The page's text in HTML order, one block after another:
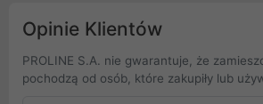
Opinie Klientów
PROLINE S.A. nie gwarantuje, że
pochodzą od osób, które zakupiły lub